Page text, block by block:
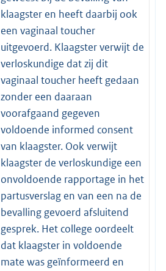
klaagster en heeft daarbij ook
een vaginaal toucher
uitgevoerd. Klaagster verwijt de
verloskundige dat zij dit
vaginaal toucher heeft gedaan
zonder een daaraan
voorafgaand gegeven
voldoende informed consent
van klaagster. Ook verwijt
klaagster de verloskundige een
onvoldoende rapportage in het
partusverslag en van een na de
bevalling gevoerd afsluitend
gesprek. Het college oordeelt
dat klaagster in voldoende
mate was geïnformeerd en